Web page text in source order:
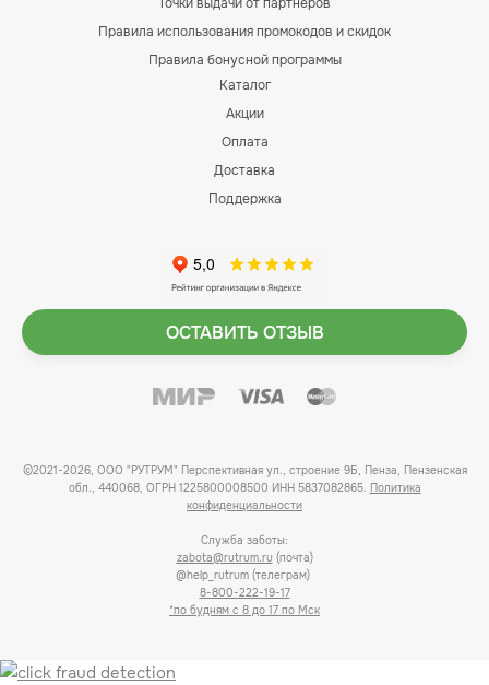
Правила использования промокодов и скидок
Правила бонусной программы
Каталог
Акции
Оплата
Доставка
Поддержка
ОСТАВИТЬ ОТЗЫВ
©2021-2026, ООО "РУТРУМ" Перспективная ул., строение 9Б, Пенза, Пензенская
обл., 440068, ОГРН 1225800008500 ИНН 5837082865. Политика
конфиденциальности
Служба заботы:
zabota@rutrum.ru (почта)
@help_rutrum (телеграм)
8-800-222-19-17
*по будням с 8 до 17 по Мск